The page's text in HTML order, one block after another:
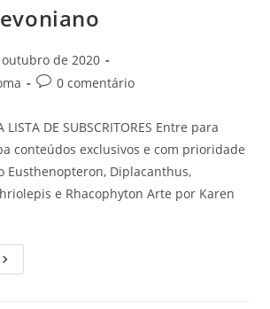
de 2020
Comentários
post:
0 comentário
LISTA DE SUBSCRITORES Entre para
conteúdos exclusivos e com prioridade
Eusthenopteron, Diplacanthus,
e Rhacophyton Arte por Karen
Período